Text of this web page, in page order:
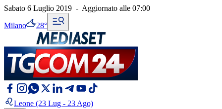
Sabato 6 Luglio 2019 - Aggiornato alle 07:00
Milano 28°
Leone (23 Lug - 23 Ago)